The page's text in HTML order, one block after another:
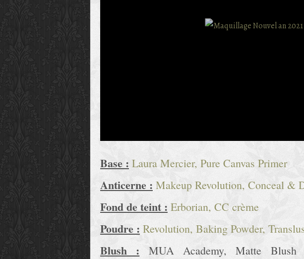
Base : Laura Mercier, Pure Canvas Primer
Anticerne : Makeup Revolution, Conceal &
Fond de teint : Erborian, CC crème
Poudre : Revolution, Baking Powder,
Blush : MUA Academy, Matte Blush